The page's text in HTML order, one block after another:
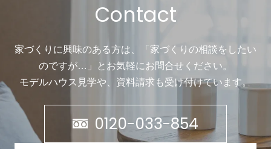
Contact
家づくりに興味のある方は、「家づくりの相談をしたい
のですが…」と お気軽にお問合せください。
モデルハウス見学や、資料請求も受け付けています。
0120-033-854